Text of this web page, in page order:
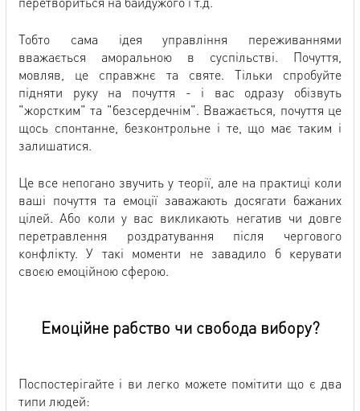
Тобто сама ідея управління переживаннями
вважається аморальною в суспільстві. Почуття,
мовляв, це справжнє та святе. Тільки спробуйте
підняти руку на почуття - і вас одразу обізвуть
"жорстким" та "безсердечнім". Вважається, почуття це
щось спонтанне, безконтрольне і те, що має таким і
залишатися.
Це все непогано звучить у теорії, але на практиці коли
ваші почуття та емоції заважають досягати бажаних
цілей. Або коли у вас викликають негатив чи довге
перетравлення роздратування після чергового
конфлікту. У такі моменти не завадило б керувати
своєю емоційною сферою.
Емоційне рабство чи свобода вибору?
Поспостерігайте і ви легко можете помітити що є два
типи людей: